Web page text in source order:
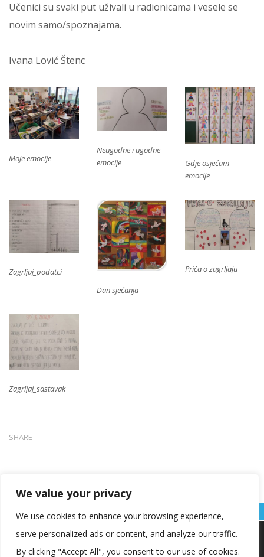
We value your privacy
We use cookies to enhance your browsing experience,
serve personalized ads or content, and analyze our traffic.
By clicking "Accept All", you consent to our use of cookies.
Učenici su svaki put uživali u radionicama i vesele se
novim samo/spoznajama.
Ivana Lović Štenc
Moje emocije
Neugodne i ugodne
emocije
Gdje osjećam
emocije
Zagrljaj_podatci
Dan sjećanja
Priča o zagrljaju
Zagrljaj_sastavak
SHARE
Koristimo kolačiće kako bismo vam pružili najbolje iskustvo na
našoj web stranici.